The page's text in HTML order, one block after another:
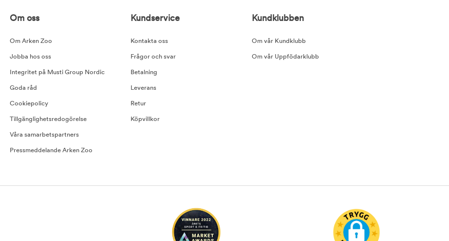
Om oss
Om Arken Zoo
Jobba hos oss
Integritet på Musti Group Nordic
Goda råd
Cookiepolicy
Tillgänglighetsredogörelse
Våra samarbetspartners
Pressmeddelande Arken Zoo
Kundservice
Kontakta oss
Frågor och svar
Betalning
Leverans
Retur
Köpvillkor
Kundklubben
Om vår Kundklubb
Om vår Uppfödarklubb